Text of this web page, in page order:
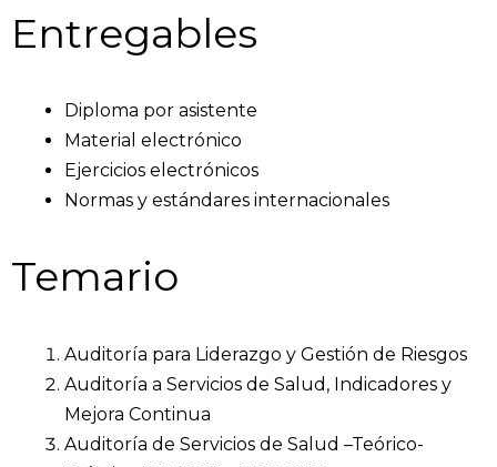
Entregables
Diploma por asistente
Material electrónico
Ejercicios electrónicos
Normas y estándares internacionales
Temario
Auditoría para Liderazgo y Gestión de Riesgos
Auditoría a Servicios de Salud, Indicadores y
Mejora Continua
Auditoría de Servicios de Salud –Teórico-